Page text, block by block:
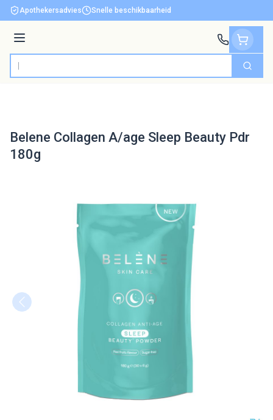
Ga naar de inhoud
Apothekersadvies Snelle beschikbaarheid
Menu
Product, merk, categorie... Zoek
Belene Collagen A/age Sleep Beauty Pdr
180g